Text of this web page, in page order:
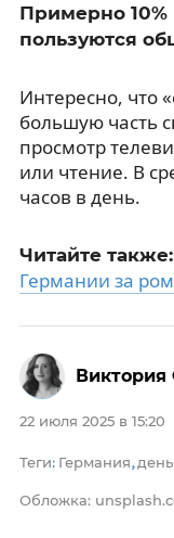
Примерно 10%
пользуются
Интересно, что
большую часть
просмотр
или чтение. В
часов в день.
Читайте также:
Германии за
22 июля 2025 в 15:20
Теги: Германия,
Обложка: